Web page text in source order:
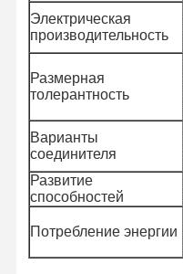
Электрическая
производительность
Размерная
толерантность
Варианты
соединителя
Развитие
способностей
Потребление энергии